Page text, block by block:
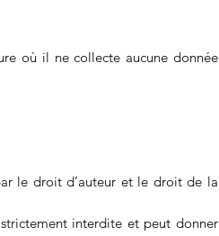
où il ne collecte aucune donnée
le droit d’auteur et le droit de la
interdite et peut donner